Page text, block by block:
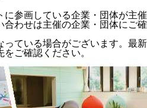
に参画している企業・団体が主催
わせは主催の企業・団体にご確
っている場合がございます。最新
ご確認ください。